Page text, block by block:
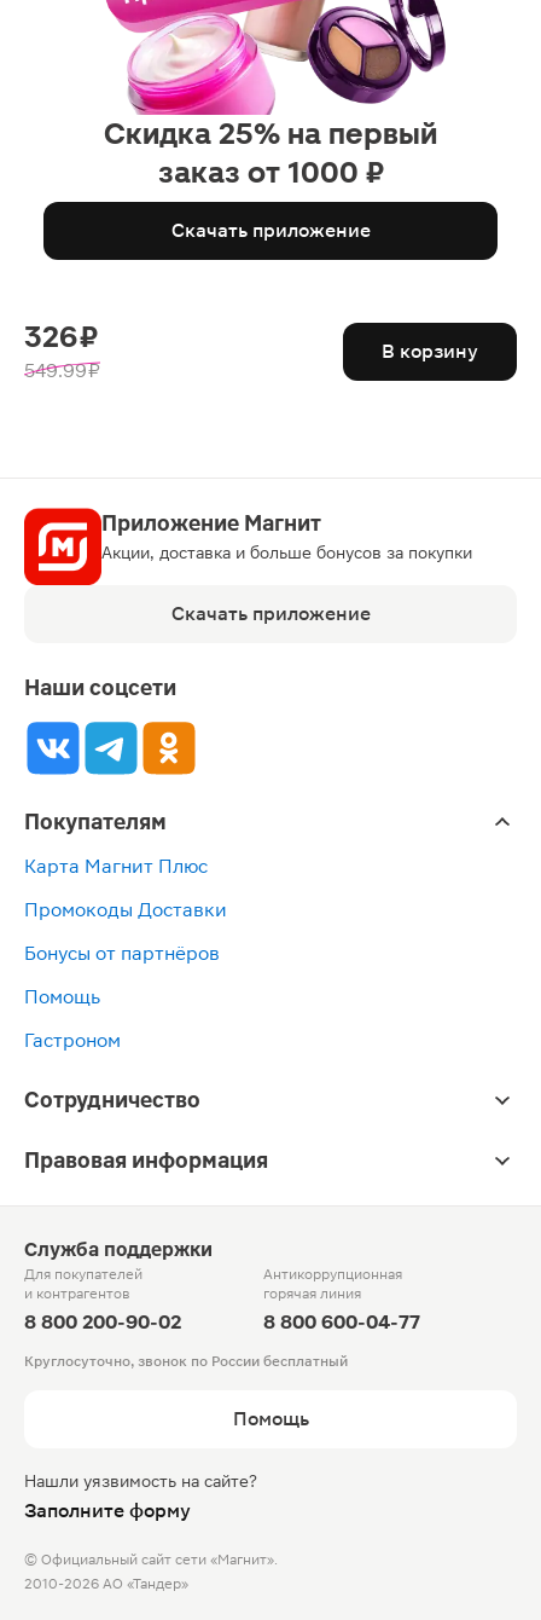
Скидка 25% на первый
заказ от 1000 ₽
Скачать приложение
326 ₽
549.99 ₽
В корзину
Приложение Магнит
Акции, доставка и больше бонусов за покупки
Скачать приложение
Наши соцсети
Покупателям
Карта Магнит Плюс
Промокоды Доставки
Бонусы от партнёров
Помощь
Гастроном
Сотрудничество
Правовая информация
Служба поддержки
Для покупателей
и контрагентов
8 800 200-90-02
Антикоррупционная
горячая линия
8 800 600-04-77
Круглосуточно, звонок по России бесплатный
Помощь
Нашли уязвимость на сайте?
Заполните форму
© Официальный сайт сети «Магнит».
2010-2026 АО «Тандер»